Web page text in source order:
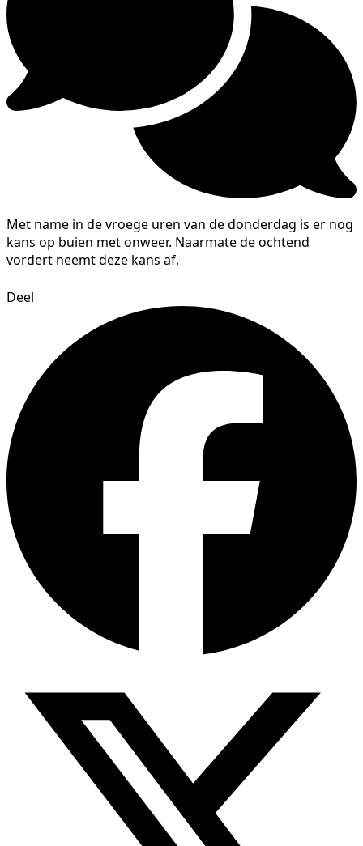
Met name in de vroege uren van de donderdag is er nog
kans op buien met onweer. Naarmate de ochtend
vordert neemt deze kans af.
Deel